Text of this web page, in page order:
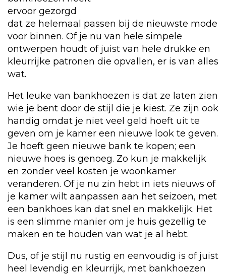
ervoor gezorgd
dat ze helemaal passen bij de nieuwste mode
voor binnen. Of je nu van hele simpele
ontwerpen houdt of juist van hele drukke en
kleurrijke patronen die opvallen, er is van alles
wat.
Het leuke van bankhoezen is dat ze laten zien
wie je bent door de stijl die je kiest. Ze zijn ook
handig omdat je niet veel geld hoeft uit te
geven om je kamer een nieuwe look te geven.
Je hoeft geen nieuwe bank te kopen; een
nieuwe hoes is genoeg. Zo kun je makkelijk
en zonder veel kosten je woonkamer
veranderen. Of je nu zin hebt in iets nieuws of
je kamer wilt aanpassen aan het seizoen, met
een bankhoes kan dat snel en makkelijk. Het
is een slimme manier om je huis gezellig te
maken en te houden van wat je al hebt.
Dus, of je stijl nu rustig en eenvoudig is of juist
heel levendig en kleurrijk, met bankhoezen